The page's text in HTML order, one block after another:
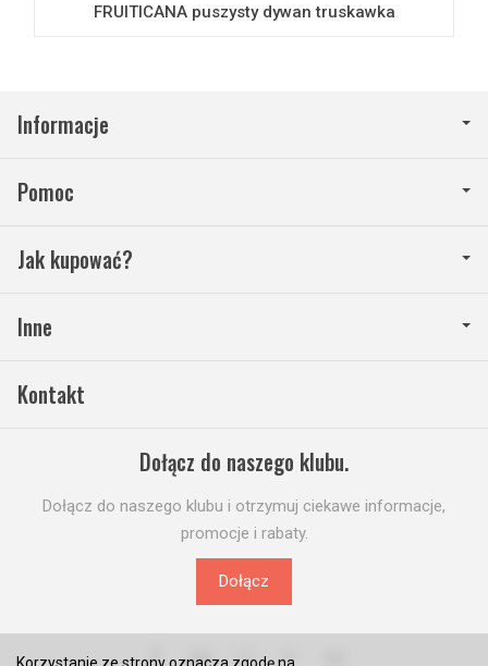
FRUITICANA puszysty dywan truskawka
Informacje
Pomoc
Jak kupować?
Inne
Kontakt
Dołącz do naszego klubu.
Dołącz do naszego klubu i otrzymuj ciekawe informacje,
promocje i rabaty.
Dołącz